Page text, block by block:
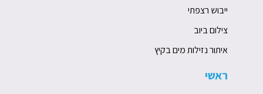
ראשי
ייבוש רצפתי
צילום ביוב
איתור נזילות מים בקיץ